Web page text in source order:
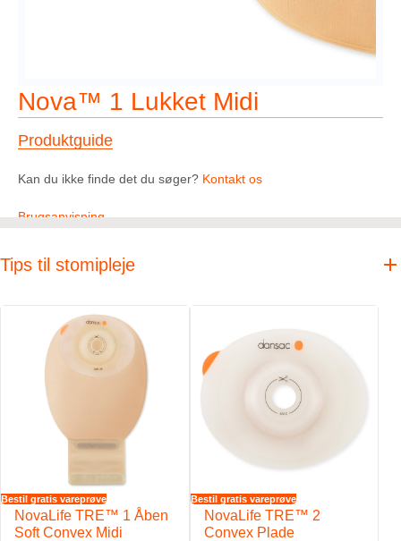
Nova™ 1 Lukket Midi
Produktguide
Kan du ikke finde det du søger? Kontakt os
Brugsanvisning
Tips til stomipleje
Bestil gratis vareprøve
NovaLife TRE™ 1 Åben
Soft Convex Midi
Bestil gratis vareprøve
NovaLife TRE™ 2
Convex Plade